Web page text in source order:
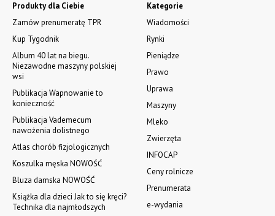
Kategorie
Wiadomości
Rynki
Pieniądze
Prawo
Uprawa
Maszyny
Mleko
Zwierzęta
INFOCAP
Ceny rolnicze
Prenumerata
e-wydania
Produkty dla Ciebie
Zamów prenumeratę TPR
Kup Tygodnik
Album 40 lat na biegu.
Niezawodne maszyny polskiej
wsi
Publikacja Wapnowanie to
konieczność
Publikacja Vademecum
nawożenia dolistnego
Atlas chorób fizjologicznych
Koszulka męska NOWOŚĆ
Bluza damska NOWOŚĆ
Książka dla dzieci Jak to się kręci?
Technika dla najmłodszych